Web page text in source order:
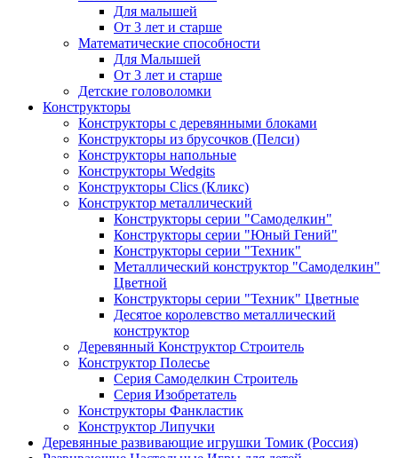
Для малышей
От 3 лет и старше
Математические способности
Для Малышей
От 3 лет и старше
Детские головоломки
Конструкторы
Конструкторы с деревянными блоками
Конструкторы из брусочков (Пелси)
Конструкторы напольные
Конструкторы Wedgits
Конструкторы Clics (Кликс)
Конструктор металлический
Конструкторы серии "Самоделкин"
Конструкторы серии "Юный Гений"
Конструкторы серии "Техник"
Металлический конструктор "Самоделкин"
Цветной
Конструкторы серии "Техник" Цветные
Десятое королевство металлический
конструктор
Деревянный Конструктор Строитель
Конструктор Полесье
Серия Самоделкин Строитель
Серия Изобретатель
Конструкторы Фанкластик
Конструктор Липучки
Деревянные развивающие игрушки Томик (Россия)